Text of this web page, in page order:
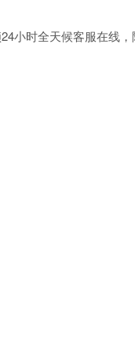
小时全天候客服在线